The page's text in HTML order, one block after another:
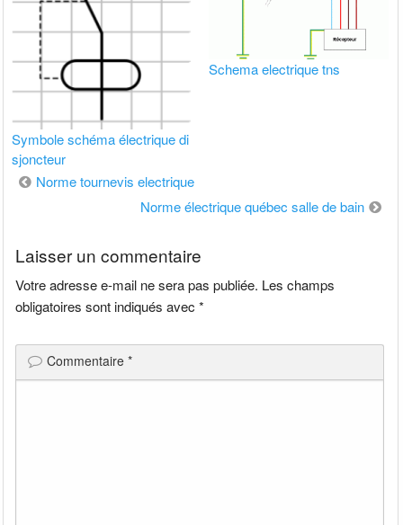
Symbole schéma électrique di
sjoncteur
Schema electrique tns
Navigation
Norme tournevis electrique
Norme électrique québec salle de bain
Laisser un commentaire
Votre adresse e-mail ne sera pas publiée. Les champs
obligatoires sont indiqués avec*
Commentaire*